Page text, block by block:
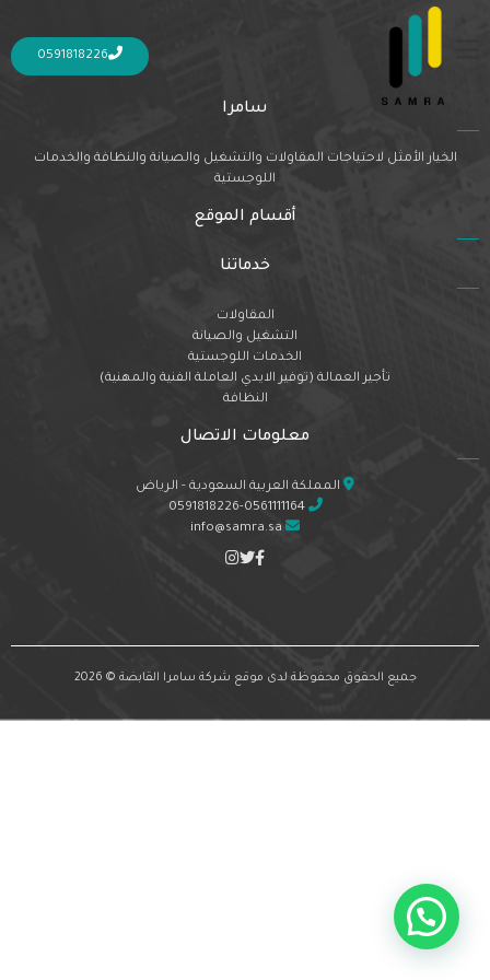
0591818226
Nothing Found
It seems we can’t find what you’re looking for. Perhaps searching can help.
سامرا
الخيار الأمثل لاحتياجات المقاولات والتشغيل والصيانة والنظافة والخدمات
اللوجستية
أقسام الموقع
خدماتنا
المقاولات
التشغيل والصيانة
الخدمات اللوجستية
تأجير العمالة (توفير الايدي العاملة الفنية والمهنية)
النظافة
معلومات الاتصال
المملكة العربية السعودية - الرياض
0591818226-0561111164
info@samra.sa
جميع الحقوق محفوظة لدى موقع شركة سامرا القابضة © 2026